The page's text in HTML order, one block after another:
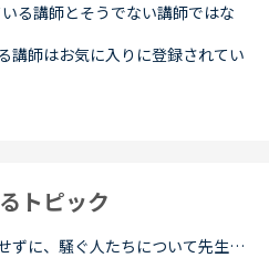
る講師とそうでない講師ではな
講師はお気に入りに登録されてい
トピック
カランメソッドの特性を理解せずに、騒ぐ人たちについて先生方のレビューを見ていると、カランの進め方について苦言を呈しているレビューが目立つように思いました。これについて、個人的には「それは、生徒の方...